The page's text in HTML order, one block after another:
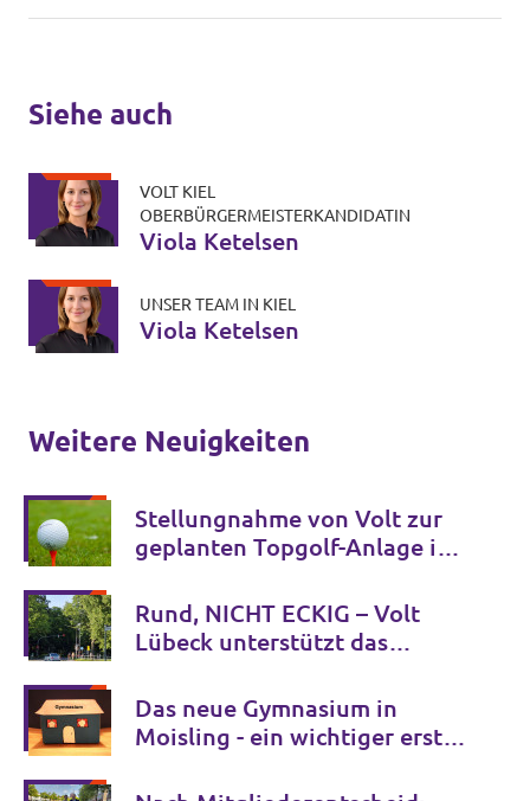
Siehe auch
VOLT KIEL
OBERBÜRGERMEISTERKANDIDATIN
Viola Ketelsen
UNSER TEAM IN KIEL
Viola Ketelsen
Weitere Neuigkeiten
Stellungnahme von Volt zur
geplanten Topgolf-Anlage in
Rund, NICHT ECKIG – Volt
Lübeck unterstützt das
Mühlentorteller
Das neue Gymnasium in
Moisling - ein wichtiger erster